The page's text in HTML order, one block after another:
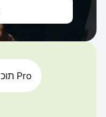
תוכניות Pro